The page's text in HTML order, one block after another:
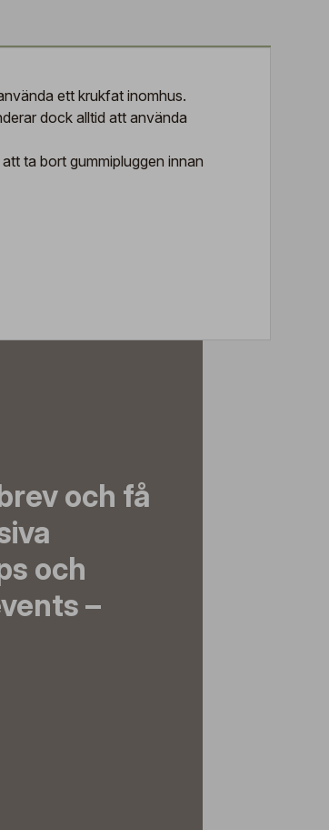
ett krukfat inomhus.
dock alltid att använda
ta bort gummipluggen innan
och få
och
–